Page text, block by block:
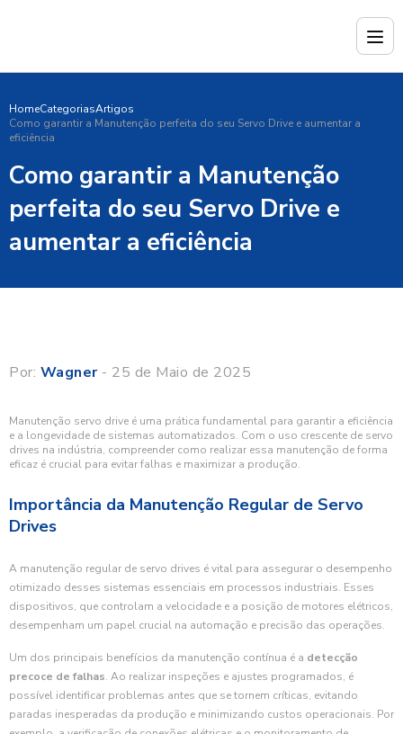
HomeCategoriasArtigos
Como garantir a Manutenção perfeita do seu Servo Drive e aumentar a
eficiência
Como garantir a Manutenção
perfeita do seu Servo Drive e
aumentar a eficiência
Por: Wagner- 25 de Maio de 2025
Manutenção servo drive é uma prática fundamental para garantir a eficiência
e a longevidade de sistemas automatizados. Com o uso crescente de servo
drives na indústria, compreender como realizar essa manutenção de forma
eficaz é crucial para evitar falhas e maximizar a produção.
Importância da Manutenção Regular de Servo
Drives
A manutenção regular de servo drives é vital para assegurar o desempenho
otimizado desses sistemas essenciais em processos industriais. Esses
dispositivos, que controlam a velocidade e a posição de motores elétricos,
desempenham um papel crucial na automação e precisão das operações.
Um dos principais benefícios da manutenção contínua é a detecção
precoce de falhas. Ao realizar inspeções e ajustes programados, é
possível identificar problemas antes que se tornem críticas, evitando
paradas inesperadas da produção e minimizando custos operacionais. Por